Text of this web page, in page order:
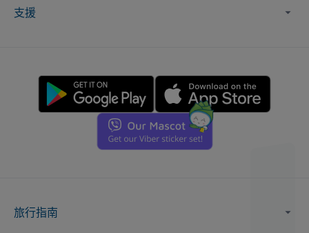
支援
旅行指南